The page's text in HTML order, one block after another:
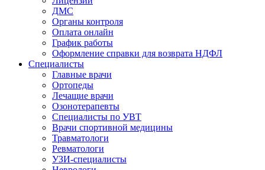
ДМС
Органы контроля
Оплата онлайн
График работы
Оформление справки для возврата НДФЛ
Специалисты
Главные врачи
Ортопеды
Лечащие врачи
Озонотерапевты
Специалисты по УВТ
Врачи спортивной медицины
Травматологи
Ревматологи
УЗИ-специалисты